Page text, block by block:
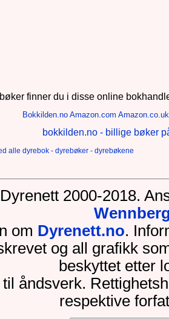
finner du i disse online
Bokkilden.no Amazon.com Amazon.co.uk
bokkilden.no - billige bøker
alle dyrebok - dyrebøker - dyrebøkene
2000-2018.
om Dyrenett.no.
og all grafikk
beskyttet etter
til åndsverk.
respektive